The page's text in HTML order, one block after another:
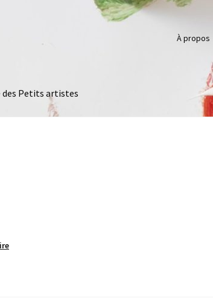
À propos
des Petits artistes